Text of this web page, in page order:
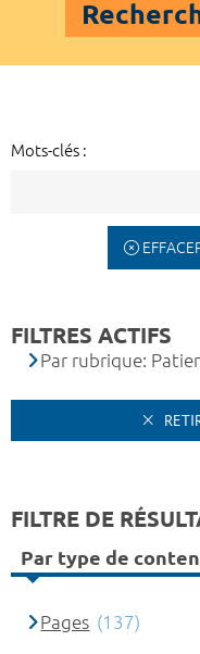
Mots-clés :
FILTRES ACTIFS
Par rubrique:
FILTRE DE
Par type de
Pages (137)